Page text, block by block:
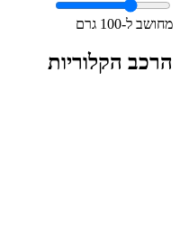
מחושב ל-100 גרם
הרכב הקלוריות